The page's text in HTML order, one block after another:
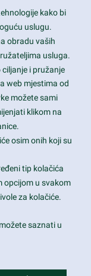
CA 94043
kako bi
uslugu.
obradu vaših
usluga.
i pružanje
web mjestima od
možete sami
klikom na
osim onih koji su
tip kolačića
opcijom u svakom
za kolačiće.
saznati u